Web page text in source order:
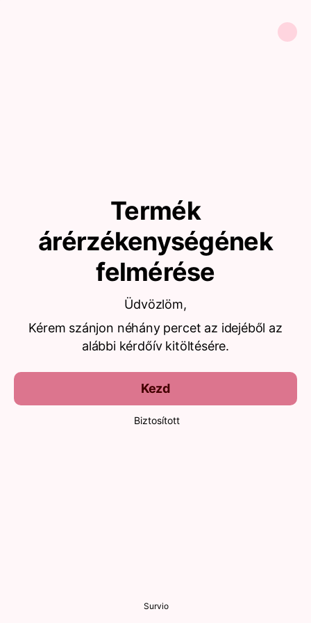
Termék
árérzékenységének
felmérése
Üdvözlöm,
Kérem szánjon néhány percet az idejéből az
alábbi kérdőív kitöltésére.
Kezd
Biztosított
Survio